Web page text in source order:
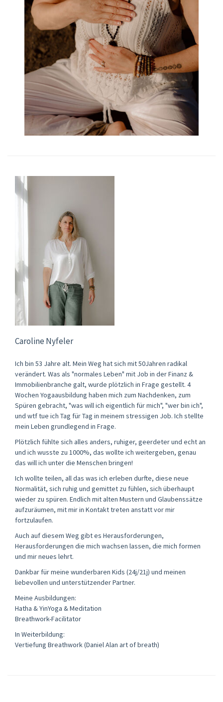
Caroline Nyfeler
Ich bin 53 Jahre alt. Mein Weg hat sich mit 50Jahren radikal
verändert. Was als "normales Leben" mit Job in der Finanz &
Immobilienbranche galt, wurde plötzlich in Frage gestellt. 4
Wochen Yogaausbildung haben mich zum Nachdenken, zum
Spüren gebracht, "was will ich eigentlich für mich", "wer bin ich",
und wtf tue ich Tag für Tag in meinem stressigen Job. Ich stellte
mein Leben grundlegend in Frage.
Plötzlich fühlte sich alles anders, ruhiger, geerdeter und echt an
und ich wusste zu 1000%, das wollte ich weitergeben, genau
das will ich unter die Menschen bringen!
Ich wollte teilen, all das was ich erleben durfte, diese neue
Normalität, sich ruhig und gemittet zu fühlen, sich überhaupt
wieder zu spüren. Endlich mit alten Mustern und Glaubenssätze
aufzuräumen, mit mir in Kontakt treten anstatt vor mir
fortzulaufen.
Auch auf diesem Weg gibt es Herausforderungen,
Herausforderungen die mich wachsen lassen, die mich formen
und mir neues lehrt.
Dankbar für meine wunderbaren Kids (24j/21j) und meinen
liebevollen und unterstützender Partner.
Meine Ausbildungen:
Hatha & YinYoga & Meditation
Breathwork-Facilitator
In Weiterbildung:
Vertiefung Breathwork (Daniel Alan art of breath)